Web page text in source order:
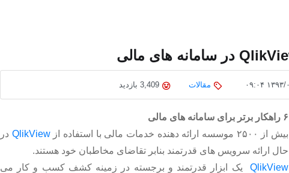
مقالات
۶ راهکار برتر برای سامانه های مالی
بیش از ۲۵۰۰ موسسه ارائه دهنده خدمات مالی با استفاده از
QlikView در
حال ارائه سرویس های قدرتمند بنابر تقاضای مخاطبان خود هستند.
QlikView یک ابزار قدرتمند و برجسته در زمینه کشف کسب و کار می